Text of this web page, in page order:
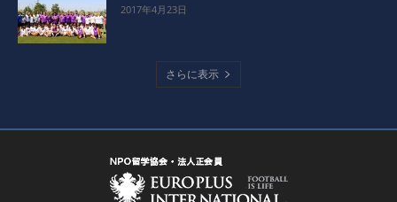
2017年4月23日
さらに表示